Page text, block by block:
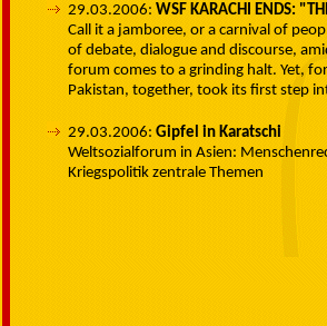
29.03.2006: WSF KARACHI ENDS:
Call it a jamboree, or a carnival of
of debate, dialogue and discourse,
forum comes to a grinding halt. Yet,
Pakistan, together, took its first step
29.03.2006: Gipfel in Karatschi
Weltsozialforum in Asien:
Kriegspolitik zentrale Themen